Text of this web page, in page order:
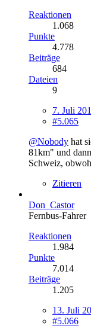
Reaktionen
1.068
Punkte
4.778
Beiträge
684
Dateien
9
7. Juli
#5.065
@Nobody hat
81km" und
Schweiz,
Zitieren
Don_Castor
Fernbus-Fahrer
Reaktionen
1.984
Punkte
7.014
Beiträge
1.205
13. Juli
#5.066